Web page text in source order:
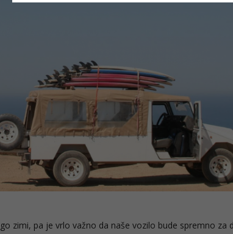
zimi, pa je vrlo važno da naše vozilo bude spremno za